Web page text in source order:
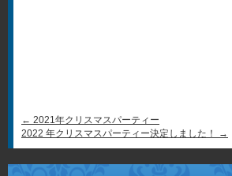
← 2021年クリスマスパーティー
2022 年クリスマスパーティー決定しました！
→